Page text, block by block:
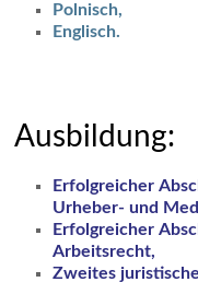
Polnisch,
Englisch.
Ausbildung:
Erfolgreicher
Urheber- und
Erfolgreicher
Arbeitsrecht,
Zweites